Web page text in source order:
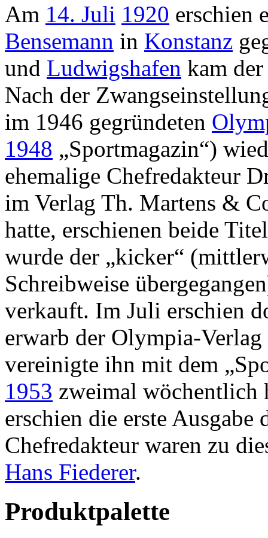
Am 14. Juli 1920 erschien
Bensemann in Konstanz
und Ludwigshafen kam
Nach der
im 1946 gegründeten
1948 „Sportmagazin“)
ehemalige Chefredakteur
im Verlag Th. Martens &
hatte, erschienen beide
wurde der „kicker“
Schreibweise
verkauft. Im Juli erschien
erwarb der Olympia-
vereinigte ihn mit dem
1953 zweimal wöchentlich
erschien die erste Ausgabe
Chefredakteur waren zu
Hans Fiederer.
Produktpalette